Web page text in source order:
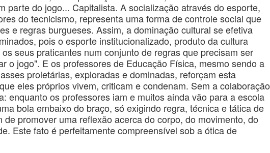
parte do jogo... Capitalista. A socialização através do esporte,
do tecnicismo, representa uma forma de controle social que
e regras burgueses. Assim, a dominação cultural se efetiva
pois o esporte institucionalizado, produto da cultura
seus praticantes num conjunto de regras que precisam ser
o jogo". E os professores de Educação Física, mesmo sendo a
proletárias, exploradas e dominadas, reforçam esta
eles próprios vivem, criticam e condenam. Sem a colaboração
enquanto os professores iam e muitos ainda vão para a escola
bola embaixo do braço, só exigindo regra, técnica e tática de
de promover uma reflexão acerca do corpo, do movimento, do
Este fato é perfeitamente compreensível sob a ótica de